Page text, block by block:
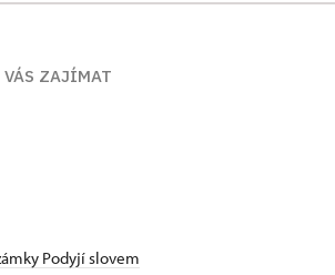
VÁS ZAJÍMAT
Podyjí slovem